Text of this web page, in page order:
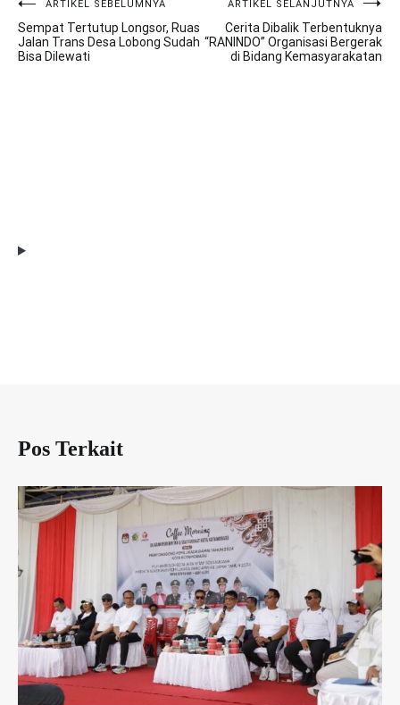
Navigasi
pos
ARTIKEL SEBELUMNYA
Sempat Tertutup Longsor, Ruas
Jalan Trans Desa Lobong Sudah
Bisa Dilewati
ARTIKEL SELANJUTNYA
Cerita Dibalik Terbentuknya
“RANINDO” Organisasi Bergerak
di Bidang Kemasyarakatan
Pos Terkait